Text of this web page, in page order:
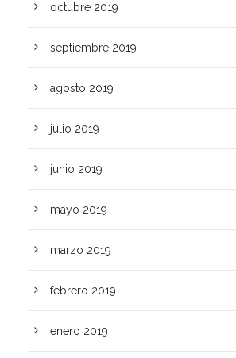
octubre 2019
septiembre 2019
agosto 2019
julio 2019
junio 2019
mayo 2019
marzo 2019
febrero 2019
enero 2019